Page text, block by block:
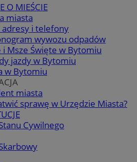
O MIEŚCIE
miasta
adresy i telefony
wywozu odpadów
i Msze Święte w Bytomiu
jazdy w Bytomiu
w Bytomiu
miasta
sprawę w Urzędzie Miasta?
Cywilnego